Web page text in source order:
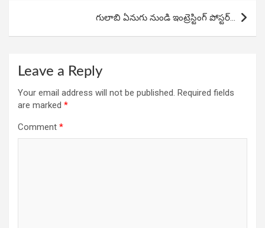
గులాబి ఏనుగు నుండి ఇంట్రెస్టింగ్‌ పోస్టర్‌…
Leave a Reply
Your email address will not be published. Required fields
are marked *
Comment *